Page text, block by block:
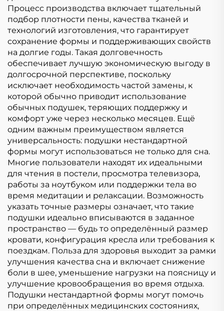
Процесс производства включает тщательный
подбор плотности пены, качества тканей и
технологий изготовления, что гарантирует
сохранение формы и поддерживающих свойств
на долгие годы. Такая долговечность
обеспечивает лучшую экономическую выгоду в
долгосрочной перспективе, поскольку
исключает необходимость частой замены, к
которой обычно приводит использование
обычных подушек, теряющих поддержку и
комфорт уже через несколько месяцев. Ещё
одним важным преимуществом является
универсальность: подушки нестандартной
формы могут использоваться не только для сна.
Многие пользователи находят их идеальными
для чтения в постели, просмотра телевизора,
работы за ноутбуком или поддержки тела во
время медитации и релаксации. Возможность
указать точные размеры означает, что такие
подушки идеально вписываются в заданное
пространство — будь то определённый размер
кровати, конфигурация кресла или требования к
поездкам. Польза для здоровья выходит за рамки
улучшения качества сна и включает снижение
боли в шее, уменьшение нагрузки на поясницу и
улучшение кровообращения во время отдыха.
Подушки нестандартной формы могут помочь
при определённых медицинских состояниях,